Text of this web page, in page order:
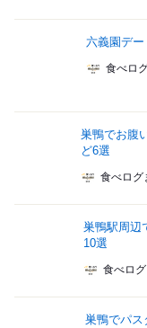
六義園デ
食べロ
巣鴨でお腹
ど6選
食べログ
巣鴨駅周辺
10選
食べロ
巣鴨でパス